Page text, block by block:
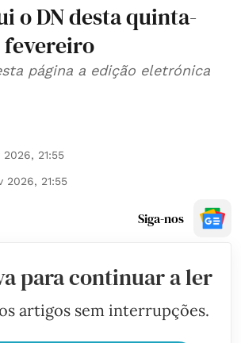
o DN desta quinta-
fevereiro
página a edição eletrónica
2026, 21:55
2026, 21:55
Siga-nos
para continuar a ler
artigos sem interrupções.